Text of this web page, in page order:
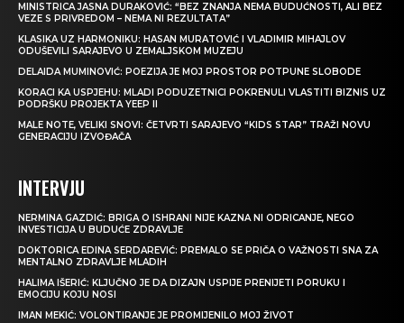
MINISTRICA JASNA DURAKOVIĆ: “BEZ ZNANJA NEMA BUDUĆNOSTI, ALI BEZ
VEZE S PRIVREDOM – NEMA NI REZULTATA”
KLASIKA UZ HARMONIKU: HASAN MURATOVIĆ I VLADIMIR MIHAJLOV
ODUŠEVILI SARAJEVO U ZEMALJSKOM MUZEJU
DELAIDA MUMINOVIĆ: POEZIJA JE MOJ PROSTOR POTPUNE SLOBODE
KORACI KA USPJEHU: MLADI PODUZETNICI POKRENULI VLASTITI BIZNIS UZ
PODRŠKU PROJEKTA YEEP II
MALE NOTE, VELIKI SNOVI: ČETVRTI SARAJEVO “KIDS STAR” TRAŽI NOVU
GENERACIJU IZVOĐAČA
INTERVJU
NERMINA GAZDIĆ: BRIGA O ISHRANI NIJE KAZNA NI ODRICANJE, NEGO
INVESTICIJA U BUDUĆE ZDRAVLJE
DOKTORICA EDINA SERDAREVIĆ: PREMALO SE PRIČA O VAŽNOSTI SNA ZA
MENTALNO ZDRAVLJE MLADIH
HALIMA IŠERIĆ: KLJUČNO JE DA DIZAJN USPIJE PRENIJETI PORUKU I
EMOCIJU KOJU NOSI
IMAN MEKIĆ: VOLONTIRANJE JE PROMIJENILO MOJ ŽIVOT